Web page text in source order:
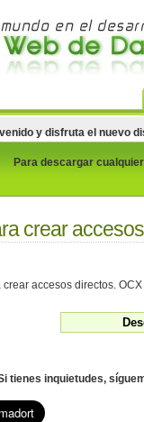
y disfruta el nuevo
Para descargar
crear
accesos directos.
tienes inquietudes,